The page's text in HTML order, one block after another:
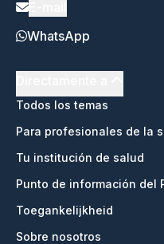
WhatsApp
Todos los temas
Para profesionales de la
Tu institución de salud
Punto de información del
Toegankelijkheid
Sobre nosotros